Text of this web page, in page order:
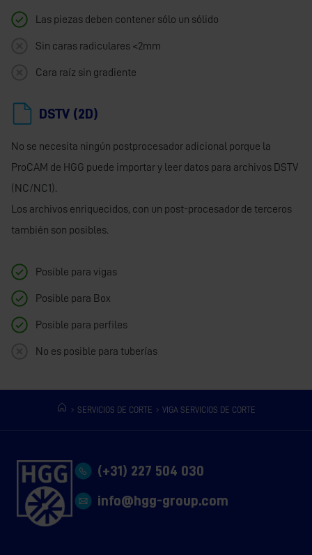
Las piezas deben contener sólo un sólido
Sin caras radiculares <2mm
Cara raíz sin gradiente
DSTV (2D)
No se necesita ningún postprocesador adicional porque la
ProCAM de HGG puede importar y leer datos para archivos DSTV
(NC/NC1).
Los archivos enriquecidos, con un post-procesador de terceros
también son posibles.
Posible para vigas
Posible para Box
Posible para perfiles
No es posible para tuberías
SERVICIOS DE CORTE VIGA SERVICIOS DE CORTE
(+31) 227 504 030
info@hgg-group.com